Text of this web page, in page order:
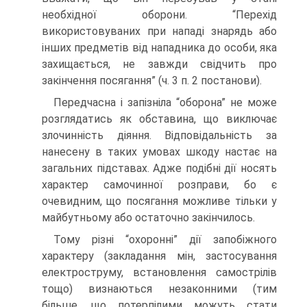
необхідної оборони. “Перехід
використовуваних при нападі знарядь або
інших предметів від нападника до особи, яка
захищається, не завжди свідчить про
закінчення посягання” (ч. 3 п. 2 постанови).
Передчасна і запізніла “оборона” не може
розглядатись як обставина, що виключає
злочинність діяння. Відповідальність за
нанесену в таких умовах шкоду настає на
загальних підставах. Адже подібні дії носять
характер самочинної розправи, бо є
очевидним, що посягання можливе тільки у
майбутньому або остаточно закінчилось.
Тому різні “охоронні” дії запобіжного
характеру (закладання мін, застосування
електроструму, встановлення самострілів
тощо) визнаються незаконними (тим